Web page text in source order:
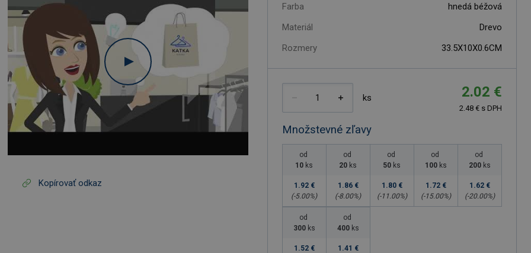
Kopírovať odkaz
Farba
hnedá béžová
Materiál
Drevo
Rozmery
33.5X10X0.6CM
ks 2.02 €
2.48 € s DPH
Množstevné zľavy
od
10 ks
1.92 €
(-5.00%)
od
20 ks
1.86 €
(-8.00%)
od
50 ks
1.80 €
(-11.00%)
od
100 ks
1.72 €
(-15.00%)
od
200 ks
1.62 €
(-20.00%)
od
300 ks
1.52 €
od
400 ks
1.41 €